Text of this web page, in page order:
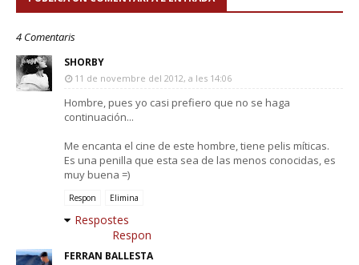
4 Comentaris
SHORBY
11 de novembre del 2012, a les 14:06
Hombre, pues yo casi prefiero que no se haga
continuación...
Me encanta el cine de este hombre, tiene pelis míticas.
Es una penilla que esta sea de las menos conocidas, es
muy buena =)
Respon Elimina
Respostes
Respon
FERRAN BALLESTA